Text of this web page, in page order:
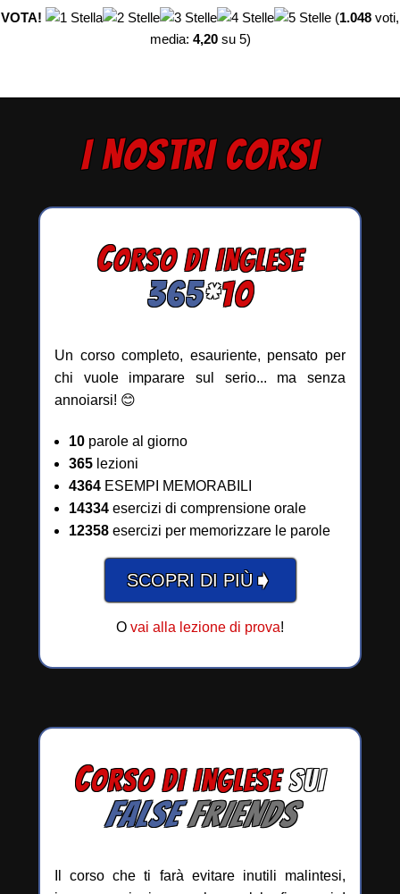
VOTA! (1.048 voti,
media: 4,20su 5)
I NOSTRI CORSI
CORSO DI INGLESE
365*10
Un corso completo, esauriente, pensato per
chi vuole imparare sul serio... ma senza
annoiarsi! 😊
10 parole al giorno
365 lezioni
4364 ESEMPI MEMORABILI
14334 esercizi di comprensione orale
12358 esercizi per memorizzare le parole
SCOPRI DI PIÙ➧
O vai alla lezione di prova!
CORSO DI INGLESESUI
FALSEFRIENDS
Il corso che ti farà evitare inutili malintesi,